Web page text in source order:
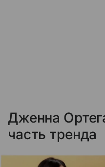
Дженна
часть тренда